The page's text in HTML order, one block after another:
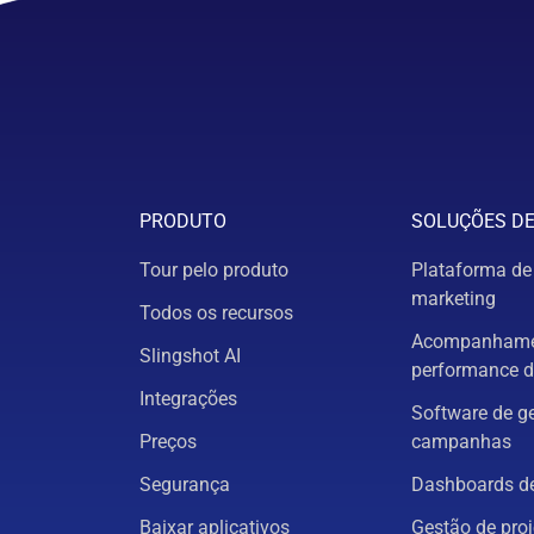
PRODUTO
Tour pelo produto
Todos os recursos
Slingshot AI
Integrações
Preços
Segurança
Baixar aplicativos
SOLUÇÕES
Plataforma
marketing
performance
Software de
campanhas
Dashboards
Gestão de